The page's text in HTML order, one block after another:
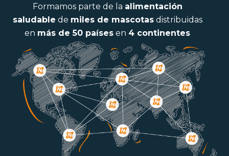
Formamos parte de la alimentación
saludable de miles de mascotasdistribuidas
en más de 50 países en 4 continentes